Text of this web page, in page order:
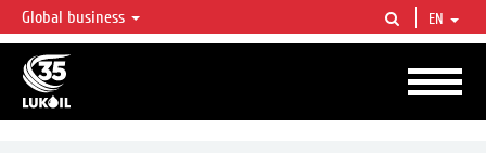
LUKOIL OVERVIEW
LUKOIL is one of the largest oil & gas vertical integrated companies in the world
accounting for over 2% of crude production and circa 1% of proved hydrocarbon
reserves globally.
Global business EN